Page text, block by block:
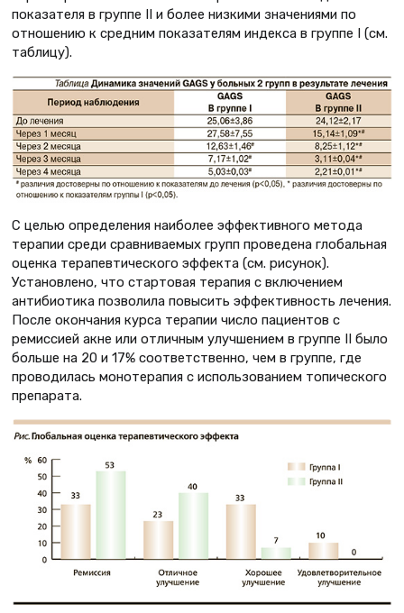
показателя в группе II и более низкими значениями по
отношению к средним показателям индекса в группе I (см.
таблицу).
С целью определения наиболее эффективного метода
терапии среди сравниваемых групп проведена глобальная
оценка терапевтического эффекта (см. рисунок).
Установлено, что стартовая терапия с включением
антибиотика позволила повысить эффективность лечения.
После окончания курса терапии число пациентов с
ремиссией акне или отличным улучшением в группе II было
больше на 20 и 17% соответственно, чем в группе, где
проводилась монотерапия с использованием топического
препарата.